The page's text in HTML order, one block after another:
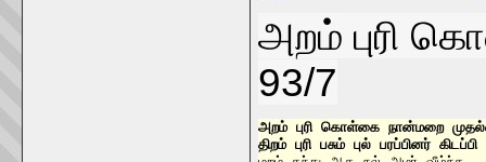
அறம் புரி
93/7
அறம் புரி கொள்கை நான்மறை
திறம் புரி பசும் புல் பரப்பினர் கிடப்பி